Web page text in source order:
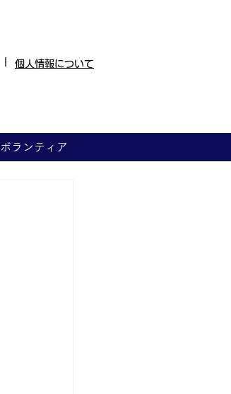
個人情報について
ボランティア